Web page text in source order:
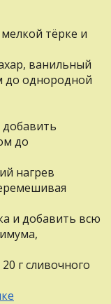
тёрке и
ванильный
до однородной
до
нагрев
и добавить всю
г сливочного